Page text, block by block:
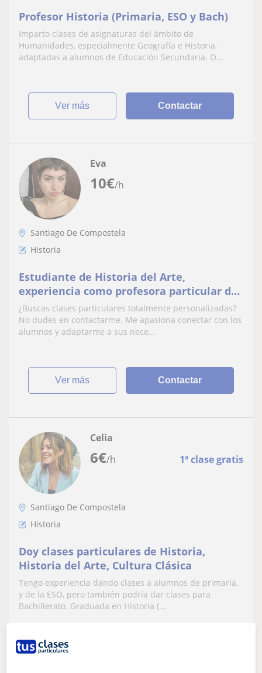
Profesor Historia (Primaria, ESO y Bach)
Imparto clases de asignaturas del ámbito de
Humanidades, especialmente Geografía e Historia,
adaptadas a alumnos de Educación Secundaria. O...
ver más Contactar
10€/h
Eva
Santiago De Compostela
Historia
Estudiante de Historia del Arte,
experiencia como profesora particular de
primaria y ESO
¿Buscas clases particulares totalmente personalizadas?
No dudes en contactarme. Me apasiona conectar con los
alumnos y adaptarme a sus nece...
ver más Contactar
6€/h 1ª clase gratis
Celia
Santiago De Compostela
Historia
Doy clases particulares de Historia,
Historia del Arte, Cultura Clásica
Tengo experiencia dando clases a alumnos de primaria,
y de la ESO, pero también podría dar clases para
Bachillerato. Graduada en Historia (...
ver más